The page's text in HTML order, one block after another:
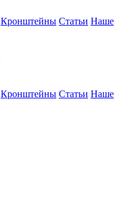
Кронштейны Статьи Наше
Кронштейны Статьи Наше